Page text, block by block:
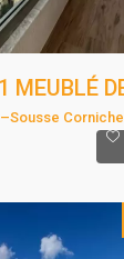
–Sousse Corniche